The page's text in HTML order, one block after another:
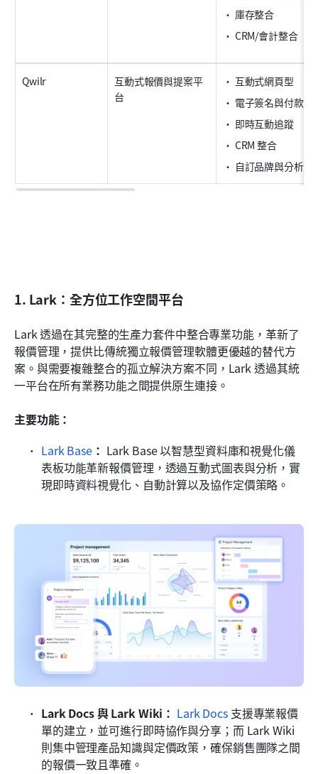
• 庫存整合
• CRM/會計整合
Qwilr
互動式報價與提案平
台
• 互動式網頁型
• 電子簽名與付款選
• 即時互動追蹤
• CRM 整合
• 自訂品牌與分析
1. Lark：全方位工作空間平台
Lark 透過在其完整的生產力套件中整合專業功能，革新了
報價管理，提供比傳統獨立報價管理軟體更優越的替代方
案。與需要複雜整合的孤立解決方案不同，Lark 透過其統
一平台在所有業務功能之間提供原生連接。
主要功能：
Lark Base： Lark Base 以智慧型資料庫和視覺化儀
表板功能革新報價管理，透過互動式圖表與分析，實
現即時資料視覺化、自動計算以及協作定價策略。
Lark Docs 與 Lark Wiki： Lark Docs 支援專業報價
單的建立，並可進行即時協作與分享；而 Lark Wiki
則集中管理產品知識與定價政策，確保銷售團隊之間
的報價一致且準確。